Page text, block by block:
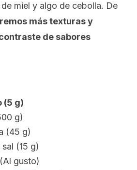
miel y algo de cebolla. De
más texturas y
de sabores
(5 g)
g)
(45 g)
(15 g)
gusto)